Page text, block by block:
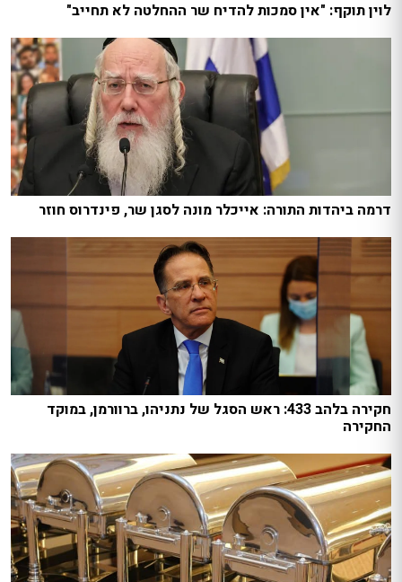
לוין תוקף: "אין סמכות להדיח שר ההחלטה לא תחייב"
דרמה ביהדות התורה: אייכלר מונה לסגן שר, פינדרוס חוזר
חקירה בלהב 433: ראש הסגל של נתניהו, ברוורמן, במוקד
החקירה